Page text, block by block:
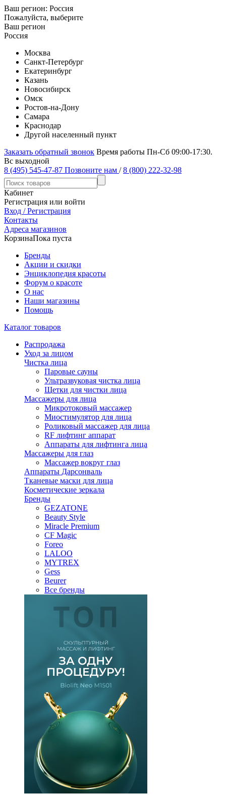
Ваш регион: Россия
Пожалуйста, выберите
Ваш регион
Россия
Москва
Санкт-Петербург
Екатеринбург
Казань
Новосибирск
Омск
Ростов-на-Дону
Самара
Краснодар
Другой населенный пункт
Заказать обратный звонок Время работы Пн-Сб 09:00-17:30.
Вс выходной
8 (495) 545-47-87 Позвоните нам / 8 (800) 222-32-98
Кабинет
Регистрация или войти
Вход / Регистрация
Контакты
Адреса магазинов
КорзинаПока пуста
Бренды
Акции и скидки
Энциклопедия красоты
Форум о красоте
О нас
Наши магазины
Помощь
Каталог товаров
Распродажа
Уход за лицом
Чистка лица
Паровые сауны
Ультразвуковая чистка лица
Щетки для чистки лица
Массажеры для лица
Микротоковый массажер
Миостимулятор для лица
Роликовый массажер для лица
RF лифтинг аппарат
Аппараты для лифтинга лица
Массажеры для глаз
Массажер вокруг глаз
Аппараты Дарсонваль
Тканевые маски для лица
Косметические зеркала
Бренды
GEZATONE
Beauty Style
Miracle Premium
CF Magic
Foreo
LALOO
MYTREX
Gess
Beurer
Все бренды